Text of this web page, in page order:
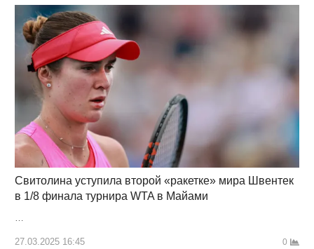
Свитолина уступила второй «ракетке» мира Швентек
в 1/8 финала турнира WTA в Майами
…
27.03.2025 16:45 0